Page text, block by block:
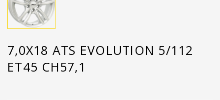
7,0X18 ATS EVOLUTION 5/112
ET45 CH57,1